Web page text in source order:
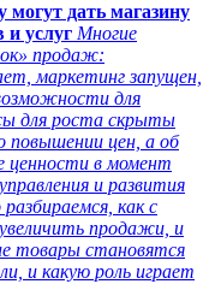
могут дать магазину
и услуг Многие
продаж:
маркетинг запущен,
для
для роста скрыты
повышении цен, а об
ценности в момент
и развития
как с
продажи, и
товары становятся
и какую роль играет